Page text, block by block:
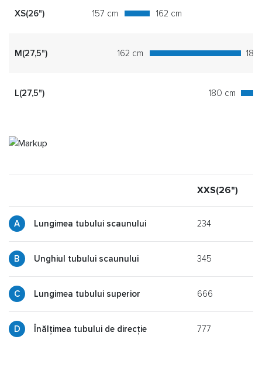
XS(26") 157 cm 162 cm
M(27,5") 162 cm 180
L(27,5") 180 cm
XXS(26")
Lungimea tubului scaunului 234
Unghiul tubului scaunului 345
Lungimea tubului superior 666
Înălțimea tubului de direcție 777